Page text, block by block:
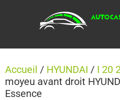
Accueil / HYUNDAI / I 20
moyeu avant droit
Essence